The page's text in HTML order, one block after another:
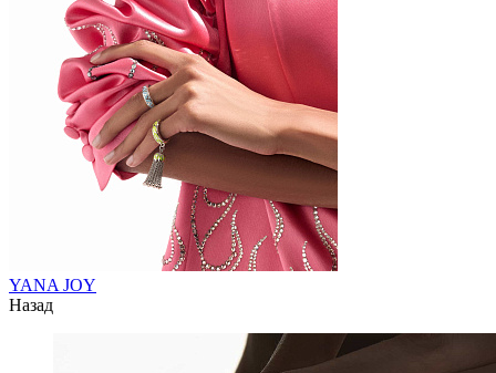
YANA JOY
Назад